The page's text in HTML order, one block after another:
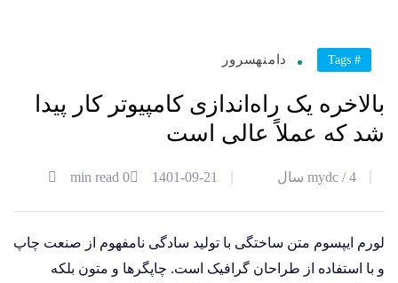
# Tags دامنهسرور
بالاخره یک راه‌اندازی کامپیوتر کار پیدا
شد که عملاً عالی است
mydc /4 سال 1401-09-21
0 min read
لورم ایپسوم متن ساختگی با تولید سادگی نامفهوم از صنعت چاپ
و با استفاده از طراحان گرافیک است. چاپگرها و متون بلکه